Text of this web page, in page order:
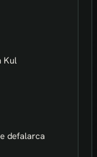
Kul
defalarca